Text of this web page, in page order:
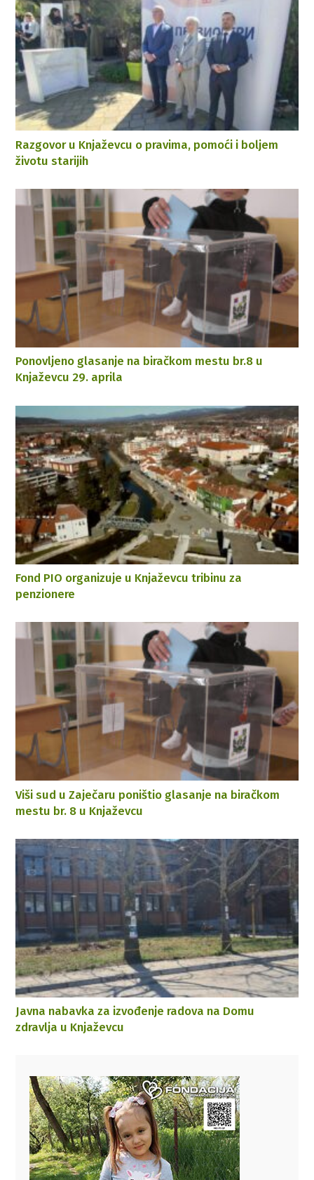
Razgovor u Knjaževcu o pravima, pomoći i boljem
životu starijih
Ponovljeno glasanje na biračkom mestu br.8 u
Knjaževcu 29. aprila
Fond PIO organizuje u Knjaževcu tribinu za
penzionere
Viši sud u Zaječaru poništio glasanje na biračkom
mestu br. 8 u Knjaževcu
Javna nabavka za izvođenje radova na Domu
zdravlja u Knjaževcu